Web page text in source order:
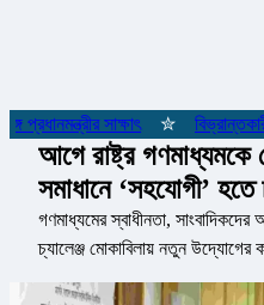
সাক্ষাৎ ✮
আগে রাষ্ট্র
সমাধানে ‘সহযোগী’ হতে
গণমাধ্যমের স্বাধীনতা,
চ্যালেঞ্জ মোকাবিলায় নতুন উদ্যোগের